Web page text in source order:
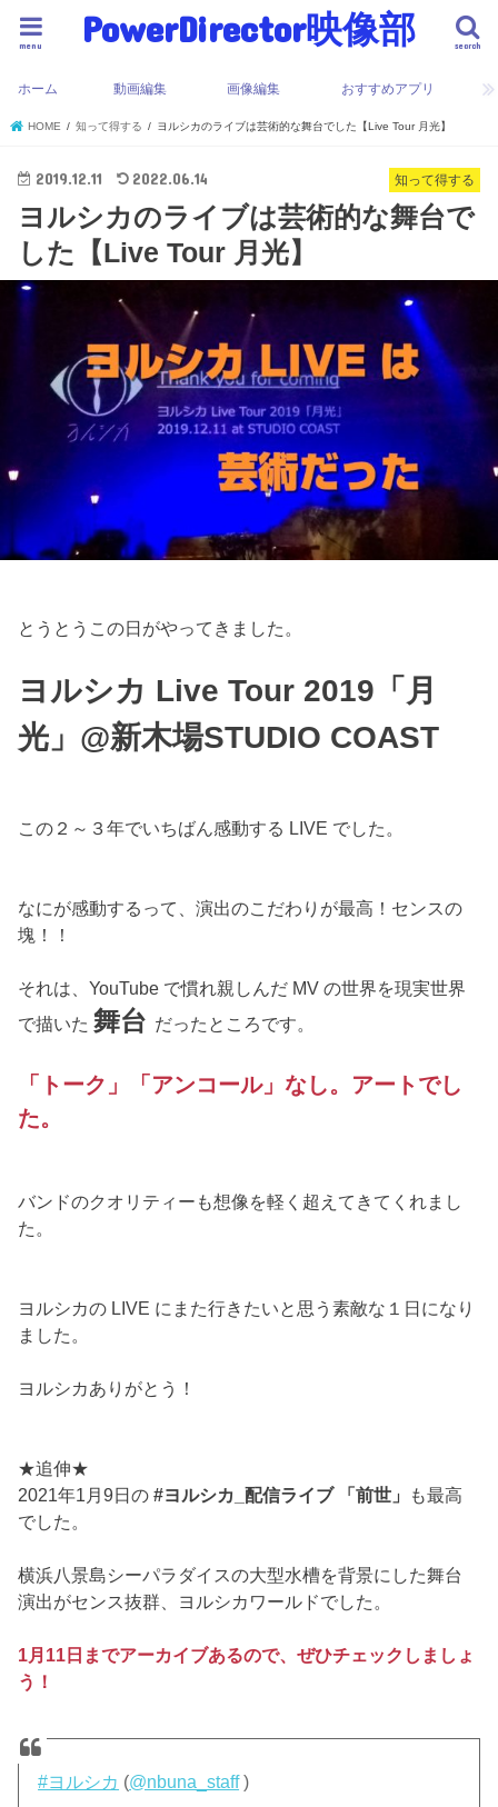
PowerDirector映像部 search
menu
ホーム 動画編集 画像編集 おすすめアプリ
HOME 知って得する ヨルシカのライブは芸術的な舞台でした【Live Tour 月光】
知って得する
2019.12.11 2022.06.14
ヨルシカのライブは芸術的な舞台で
した【Live Tour 月光】
とうとうこの日がやってきました。
ヨルシカ Live Tour 2019「月
光」@新木場STUDIO COAST
この２～３年でいちばん感動する LIVE でした。
なにが感動するって、演出のこだわりが最高！センスの
塊！！
それは、YouTube で慣れ親しんだ MV の世界を現実世界
で描いた舞台 だったところです。
「トーク」「アンコール」なし。アートでし
た。
バンドのクオリティーも想像を軽く超えてきてくれまし
た。
ヨルシカの LIVE にまた行きたいと思う素敵な１日になり
ました。
ヨルシカありがとう！
★追伸★
2021年1月9日の#ヨルシカ_配信ライブ 「前世」
も最高
でした。
横浜八景島シーパラダイスの大型水槽を背景にした舞台
演出がセンス抜群、ヨルシカワールドでした。
1月11日までアーカイブあるので、ぜひチェックしましょ
う！
#ヨルシカ (@nbuna_staff)